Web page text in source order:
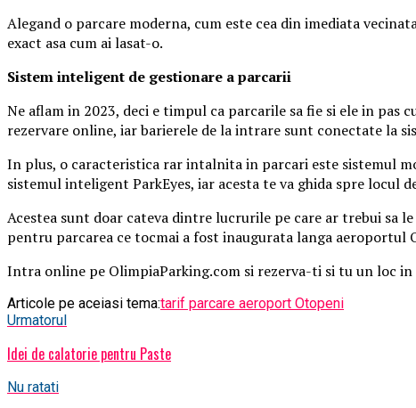
Alegand o parcare moderna, cum este cea din imediata
exact asa cum ai lasat-o.
Sistem inteligent de gestionare a parcarii
Ne aflam in 2023, deci e timpul ca parcarile sa fie si ele in
rezervare online, iar barierele de la intrare sunt conectate la
In plus, o caracteristica rar intalnita in parcari este sistemul
sistemul inteligent ParkEyes, iar acesta te va ghida spre locul
Acestea sunt doar cateva dintre lucrurile pe care ar trebui sa
pentru parcarea ce tocmai a fost inaugurata langa aeroportul
Intra online pe OlimpiaParking.com si rezerva-ti si tu un loc
Articole pe aceiasi tema:tarif parcare aeroport Otopeni
Urmatorul
Idei de calatorie pentru Paste
Nu ratati